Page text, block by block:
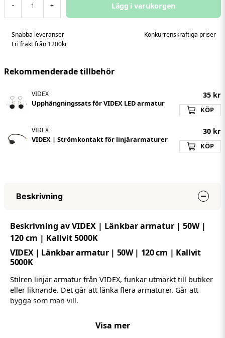
- + Lägg i varukorgen
Snabba leveranser
Konkurrenskraftiga priser
Fri frakt från 1200kr
Rekommenderade tillbehör
VIDEX
Upphängningssats för VIDEX LED armatur
35 kr
KÖP
VIDEX
VIDEX | Strömkontakt för linjärarmaturer
30 kr
KÖP
Beskrivning
Beskrivning av VIDEX | Länkbar armatur | 50W |
120 cm | Kallvit 5000K
VIDEX | Länkbar armatur | 50W | 120 cm | Kallvit
5000K
Stilren linjär armatur från VIDEX, funkar utmärkt till butiker
eller liknande. Det går att länka flera armaturer. Går att
bygga som man vill.
Visa mer